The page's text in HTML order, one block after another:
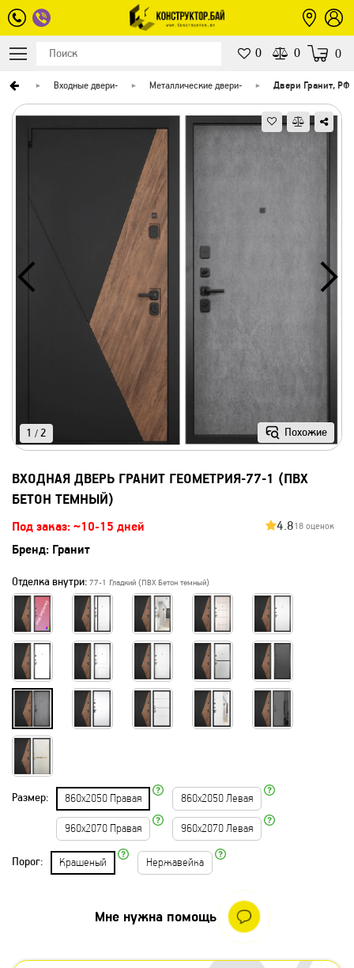
0 0 0
- Входные двери- Металлические двери- Двери Гранит, РФ
Похожие
1 / 2
ВХОДНАЯ ДВЕРЬ ГРАНИТ ГЕОМЕТРИЯ-77-1 (ПВХ
БЕТОН ТЕМНЫЙ)
Под заказ: ~10-15 дней 4.818 оценок
Бренд: Гранит
Отделка внутри: 77-1 Гладкий (ПВХ Бетон темный)
Размер: 860х2050 Правая 860х2050 Левая
960х2070 Правая 960х2070 Левая
Порог: Крашеный Нержавейка
Мне нужна помощь